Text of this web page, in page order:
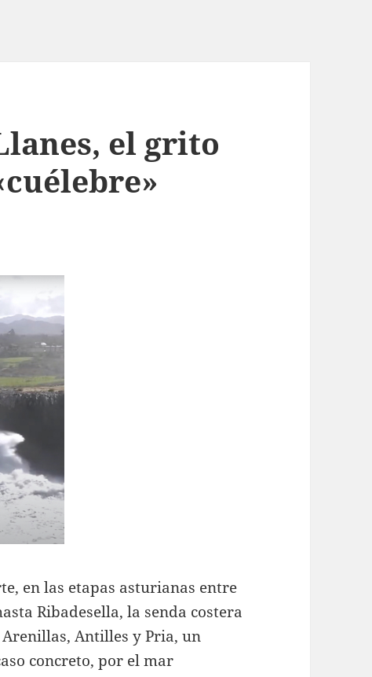
el grito
en las etapas asturianas entre
Ribadesella, la senda costera
Antilles y Pria, un
concreto, por el mar